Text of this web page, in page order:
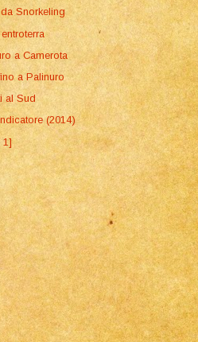
Snorkeling
a Camerota
a Palinuro
al Sud
(2014)
1]